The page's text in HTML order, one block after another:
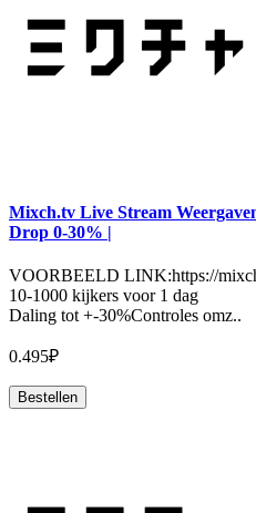
Mixch.tv Live Stream
Drop 0-30% |
VOORBEELD LINK:https://
10-1000 kijkers voor 1 dag
Daling tot +-30%Controles omz..
0.495₽
Bestellen